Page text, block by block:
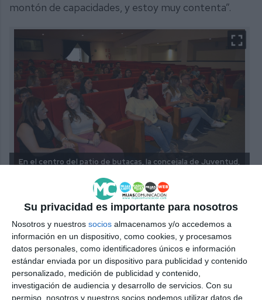
Su privacidad es importante para nosotros
Nosotros y nuestros socios almacenamos y/o accedemos a
información en un dispositivo, como cookies, y procesamos
datos personales, como identificadores únicos e información
estándar enviada por un dispositivo para publicidad y contenido
personalizado, medición de publicidad y contenido,
investigación de audiencia y desarrollo de servicios. Con su
permiso, nosotros y nuestros socios podemos utilizar datos de
montón de capacidades, y estoy muy contenta”.
En el centro del patio de butacas, la concejala de Juventud,
Quien no quiso perderse la función fue la concejala
de Juventud, Melisa Ceballos (PP), que invitó a los
jóvenes mijeños a sentir el teatro: “Quiero animar a
los jóvenes a que hagan teatro, que se animen, que
participen en estos talleres de la UP, que Marcos es
un profesor estupendo con mucho ingenio, que